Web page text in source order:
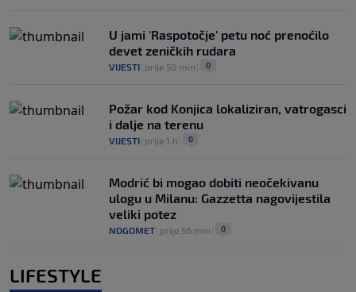
U jami 'Raspotočje' petu noć prenoćilo
devet zeničkih rudara
VIJESTI prije 50 min 0
Požar kod Konjica lokaliziran, vatrogasci
i dalje na terenu
VIJESTI prije 1 h 0
Modrić bi mogao dobiti neočekivanu
ulogu u Milanu: Gazzetta nagovijestila
veliki potez
NOGOMET prije 56 min 0
LIFESTYLE